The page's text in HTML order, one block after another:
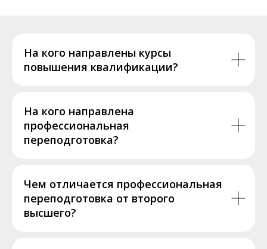
На кого направлены курсы
повышения квалификации?
На кого направлена
профессиональная
переподготовка?
Чем отличается профессиональная
переподготовка от второго
высшего?